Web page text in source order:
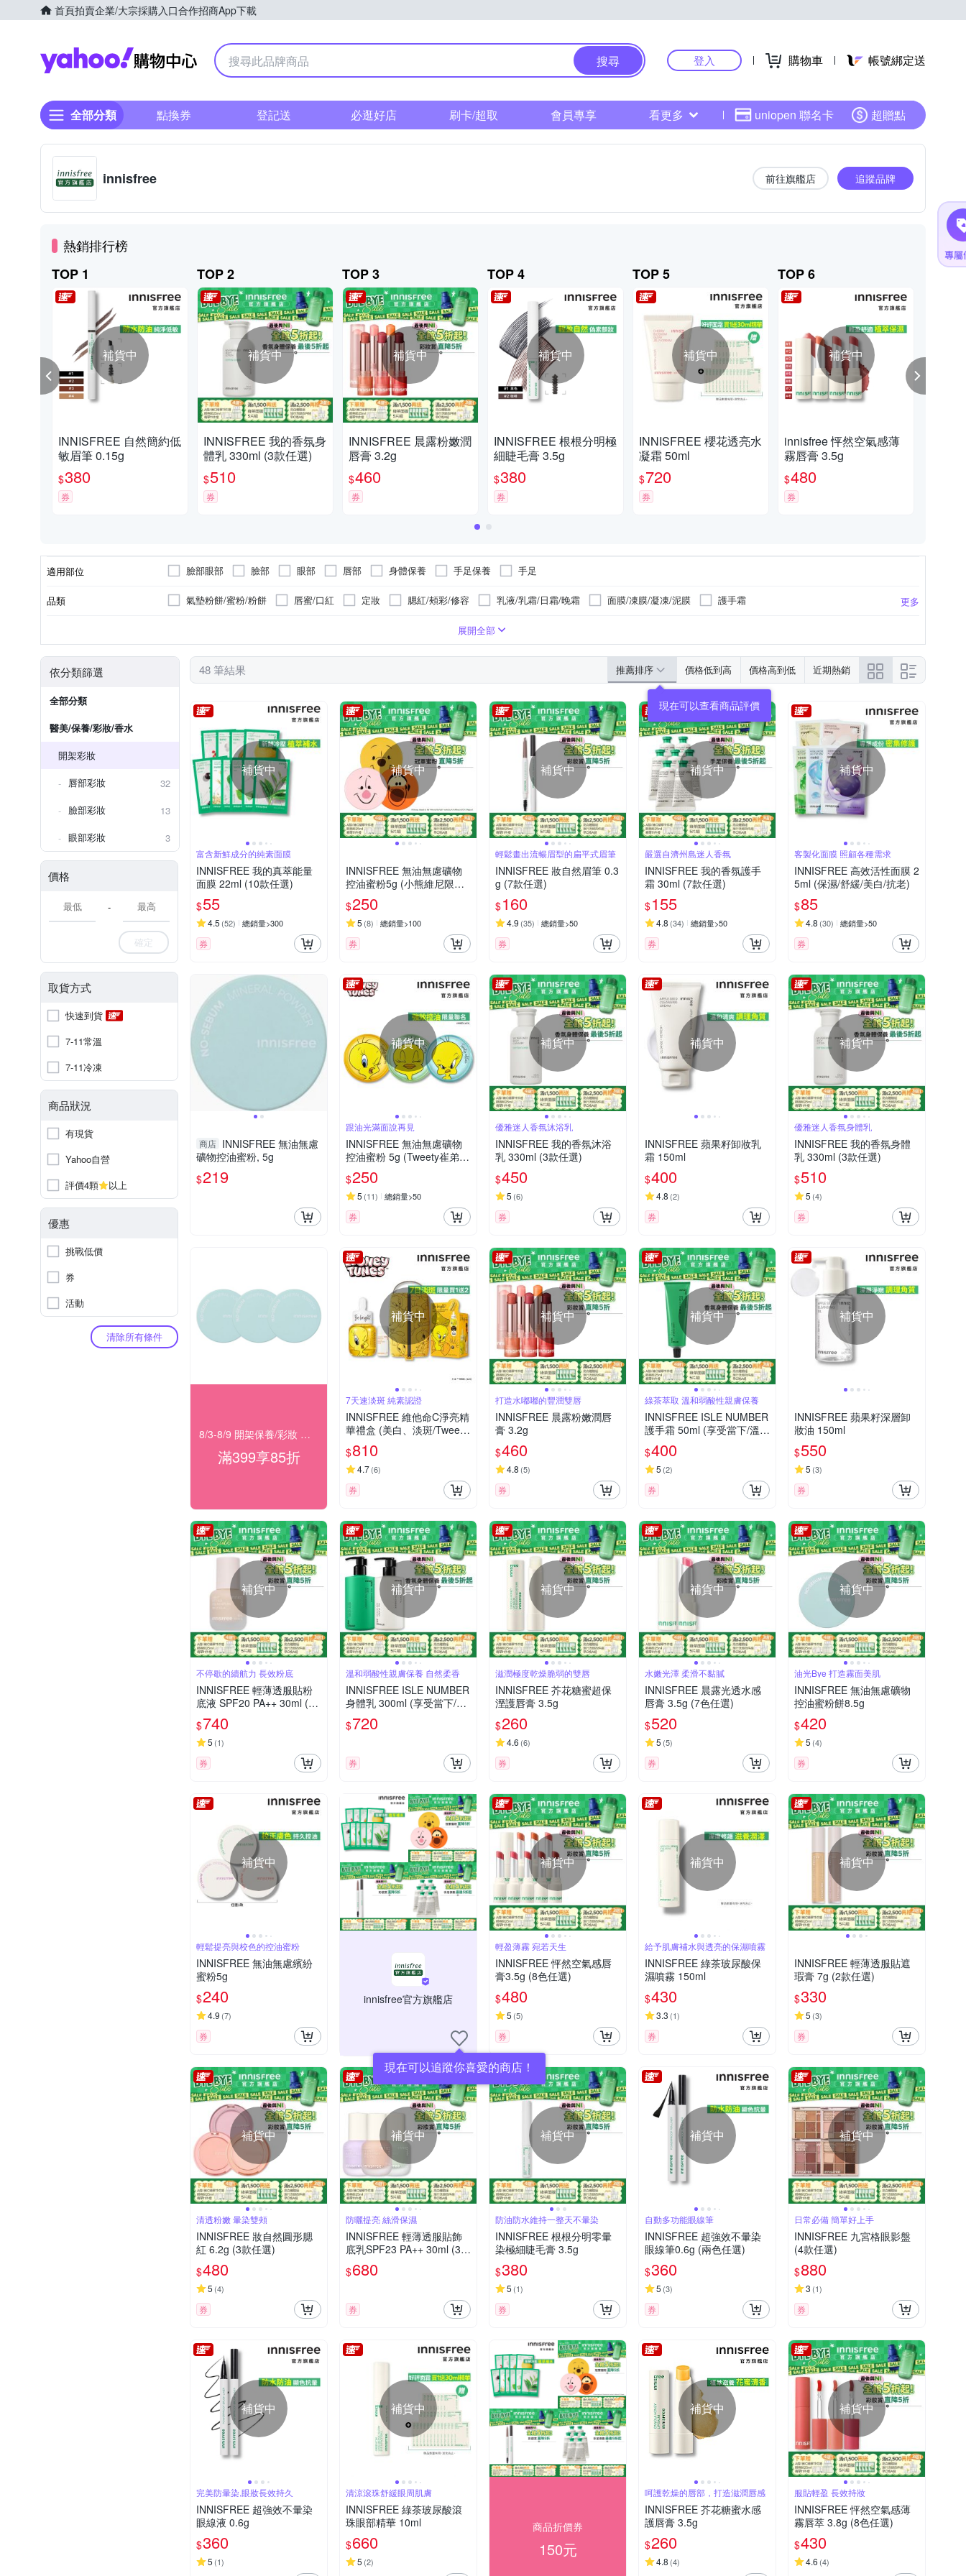
首頁拍賣企業/大宗採購入口合作招商App下載
Yahoo購物中心
搜尋 登入 購物車 帳號綁定送
全部分類 點換券 登記送 必逛好店 刷卡/超取 會員專享 看更多 uniopen 聯名卡 超贈點
innisfree 前往旗艦店 追蹤品牌
熱銷排行榜
TOP 1
補貨中
INNISFREE 自然簡約低
敏眉筆 0.15g
$380
券
TOP 2
補貨中
INNISFREE 我的香氛身
體乳 330ml (3款任選)
$510
券
TOP 3
補貨中
INNISFREE 晨露粉嫩潤
唇膏 3.2g
$460
券
TOP 4
補貨中
INNISFREE 根根分明極
細睫毛膏 3.5g
$380
券
TOP 5
補貨中
INNISFREE 櫻花透亮水
凝霜 50ml
$720
券
TOP 6
補貨中
innisfree 怦然空氣感薄
霧唇膏 3.5g
$480
券
適用部位 臉部眼部 臉部 眼部 唇部 身體保養 手足保養 手足
品類 更多
氣墊粉餅/蜜粉/粉餅 唇蜜/口紅 定妝 腮紅/頰彩/修容 乳液/乳霜/日霜/晚霜 面膜/凍膜/凝凍/泥膜
護手霜
唇部保養
BB霜/CC霜/飾底乳
睫毛膏 眼線 眉彩/染眉膏 眼影 眼膜/眼霜/眼膠 眉毛/睫毛增長液
請參考瓶身標示
展開全部
依分類篩選
全部分類
醫美/保養/彩妝/香水
開架彩妝
唇部彩妝
32
臉部彩妝
13
眼部彩妝
3
價格
-
確定
取貨方式
快速到貨
7-11常溫
7-11冷凍
商品狀況
有現貨
Yahoo自營
評價4顆
以上
優惠
挑戰低價
券
活動
清除所有條件
48 筆結果 推薦排序 價格低到高 價格高到低 近期熱銷
補貨中
富含新鮮成分的純素面膜
INNISFREE 我的真萃能量
面膜 22ml (10款任選)
$55
4.5 (52) 總銷量>300
券
補貨中
INNISFREE 無油無慮礦物
控油蜜粉5g (小熊維尼限定
版/3款任選)
$250
5 (8) 總銷量>100
券
補貨中
輕鬆畫出流暢眉型的扁平式眉筆
INNISFREE 妝自然眉筆 0.3
g (7款任選)
$160
4.9 (35) 總銷量>50
券
補貨中
嚴選自濟州島迷人香氛
INNISFREE 我的香氛護手
霜 30ml (7款任選)
$155
4.8 (34) 總銷量>50
券
補貨中
客製化面膜 照顧各種需求
INNISFREE 高效活性面膜 2
5ml (保濕/舒緩/美白/抗老)
$85
4.8 (30) 總銷量>50
券
商店 INNISFREE 無油無慮
礦物控油蜜粉, 5g
$219
補貨中
跟油光滿面說再見
INNISFREE 無油無慮礦物
控油蜜粉 5g (Tweety崔弟限
量版/3款任選)
$250
5 (11) 總銷量>50
券
補貨中
優雅迷人香氛沐浴乳
INNISFREE 我的香氛沐浴
乳 330ml (3款任選)
$450
5 (6)
券
補貨中
INNISFREE 蘋果籽卸妝乳
霜 150ml
$400
4.8 (2)
券
補貨中
優雅迷人香氛身體乳
INNISFREE 我的香氛身體
乳 330ml (3款任選)
$510
5 (4)
券
8/3-8/9 開架保養/彩妝 滿399結帳85折
滿399享85折
補貨中
7天速淡斑 純素認證
INNISFREE 維他命C淨亮精
華禮盒 (美白、淡斑/Tweety
崔弟限量版)
$810
4.7(6)
券
補貨中
打造水嘟嘟的豐潤雙唇
INNISFREE 晨露粉嫩潤唇
膏 3.2g
$460
4.8 (5)
券
補貨中
綠茶萃取 溫和弱酸性親膚保養
INNISFREE ISLE NUMBER
護手霜 50ml (享受當下/溫暖
蓬鬆)
$400
5 (2)
券
補貨中
INNISFREE 蘋果籽深層卸
妝油 150ml
$550
5 (3)
券
補貨中
不停歇的續航力 長效粉底
INNISFREE 輕薄透服貼粉
底液 SPF20 PA++ 30ml (4
色任選)
$740
5 (1)
券
補貨中
溫和弱酸性親膚保養 自然柔香
INNISFREE ISLE NUMBER
身體乳 300ml (享受當下/溫
暖蓬鬆)
$720
券
補貨中
滋潤極度乾燥脆弱的雙唇
INNISFREE 芥花糖蜜超保
溼護唇膏 3.5g
$260
4.6 (6)
券
補貨中
水嫩光澤 柔滑不黏膩
INNISFREE 晨露光透水感
唇膏 3.5g (7色任選)
$520
5 (5)
券
補貨中
油光Bye 打造霧面美肌
INNISFREE 無油無慮礦物
控油蜜粉餅8.5g
$420
5 (4)
券
補貨中
輕鬆提亮與校色的控油蜜粉
INNISFREE 無油無慮繽紛
蜜粉5g
$240
4.9 (7)
券
innisfree官方旗艦店
現在可以追蹤你喜愛的商店！
補貨中
輕盈薄霧 宛若天生
INNISFREE 怦然空氣感唇
膏3.5g (8色任選)
$480
5 (5)
券
補貨中
給予肌膚補水與透亮的保濕噴霧
INNISFREE 綠茶玻尿酸保
濕噴霧 150ml
$430
3.3 (1)
券
補貨中
INNISFREE 輕薄透服貼遮
瑕膏 7g (2款任選)
$330
5 (3)
券
補貨中
清透粉嫩 暈染雙頰
INNISFREE 妝自然圓形腮
紅 6.2g (3款任選)
$480
5 (4)
券
補貨中
防曬提亮 絲滑保濕
INNISFREE 輕薄透服貼飾
底乳SPF23 PA++ 30ml (3色
任選)
$680
券
補貨中
防油防水維持一整天不暈染
INNISFREE 根根分明零暈
染極細睫毛膏 3.5g
$380
5 (1)
券
補貨中
自動多功能眼線筆
INNISFREE 超強效不暈染
眼線筆0.6g (兩色任選)
$360
5 (3)
券
補貨中
日常必備 簡單好上手
INNISFREE 九宮格眼影盤
(4款任選)
$880
3 (1)
券
補貨中
完美防暈染,眼妝長效持久
INNISFREE 超強效不暈染
眼線液 0.6g
$360
5 (1)
補貨中
清涼滾珠舒緩眼周肌膚
INNISFREE 綠茶玻尿酸滾
珠眼部精華 10ml
$660
5 (2)
商品折價券
150元
補貨中
呵護乾燥的唇部，打造滋潤唇感
INNISFREE 芥花糖蜜水感
護唇膏 3.5g
$260
4.8 (4)
補貨中
服貼輕盈 長效持妝
INNISFREE 怦然空氣感薄
霧唇萃 3.8g (8色任選)
$430
4.6 (4)